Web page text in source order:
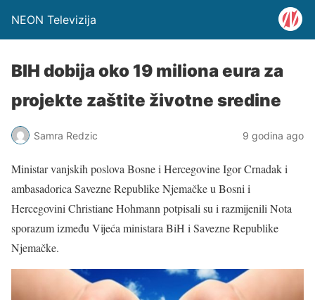
NEON Televizija
BIH dobija oko 19 miliona eura za
projekte zaštite životne sredine
Samra Redzic 9 godina ago
Ministar vanjskih poslova Bosne i Hercegovine Igor Crnadak i
ambasadorica Savezne Republike Njemačke u Bosni i
Hercegovini Christiane Hohmann potpisali su i razmijenili Nota
sporazum između Vijeća ministara BiH i Savezne Republike
Njemačke.